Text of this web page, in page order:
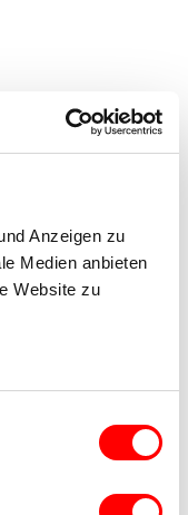
Anzeigen zu
Medien anbieten
Website zu